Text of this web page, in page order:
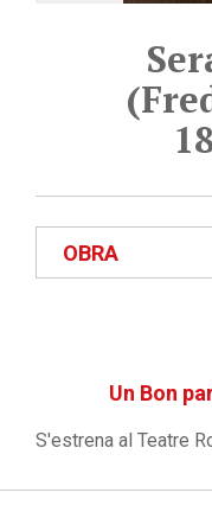
OBRA
Un Bon
S'estrena al Teatre